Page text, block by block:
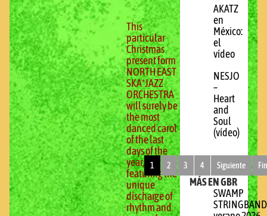
This
particular
Christmas
present form
NORTH EAST
SKA*JAZZ
ORCHESTRA
will surely be
the most
danced carol
of the last
days of the
year,
featuring the
unique
discharge of
rhythm and
AKATZ
en
México:
el
vídeo
NESJO
–
Heart
and
Soul
(vídeo)
1 2 3 4 Siguiente
MÁS EN GBR
SWAMP
STRINGBAND